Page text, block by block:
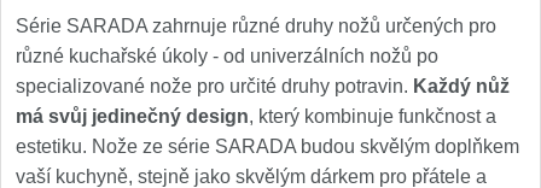
Série SARADA zahrnuje různé druhy nožů určených pro
různé kuchařské úkoly - od univerzálních nožů po
specializované nože pro určité druhy potravin. Každý nůž
má svůj jedinečný design, který kombinuje funkčnost a
estetiku. Nože ze série SARADA budou skvělým doplňkem
vaší kuchyně, stejně jako skvělým dárkem pro přátele a